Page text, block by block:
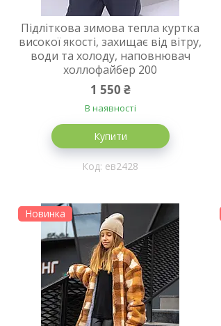
Підліткова зимова тепла куртка
високої якості, захищає від вітру,
води та холоду, наповнювач
холлофайбер 200
1 550 ₴
В наявності
Купити
ев2428
Новинка